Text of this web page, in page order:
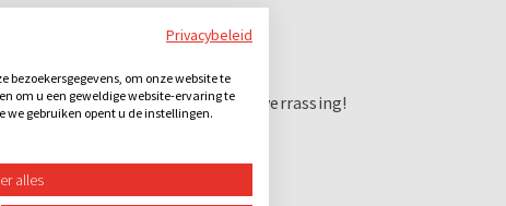
prijsuitreiking
eind beloond met een mooie verrassing!
Privacybeleid
bezoekersgegevens, om onze website te
om u een geweldige website-ervaring te
we gebruiken opent u de instellingen.
alles